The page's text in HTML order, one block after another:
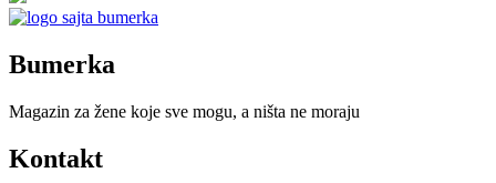
Bumerka
Magazin za žene koje sve mogu, a ništa ne moraju
Kontakt